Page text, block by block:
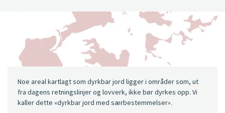
Noe areal kartlagt som dyrkbar jord ligger i områder som, ut
fra dagens retningslinjer og lovverk, ikke bør dyrkes opp. Vi
kaller dette «dyrkbar jord med særbestemmelser».